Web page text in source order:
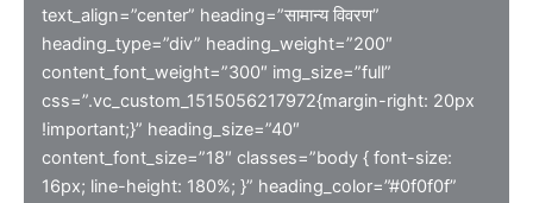
text_align=”center” heading=”सामान्य विवरण”
heading_type=”div” heading_weight=”200″
content_font_weight=”300″ img_size=”full”
css=”.vc_custom_1515056217972{margin-right: 20px
!important;}” heading_size=”40″
content_font_size=”18″ classes=”body { font-size:
16px; line-height: 180%; }” heading_color=”#0f0f0f”